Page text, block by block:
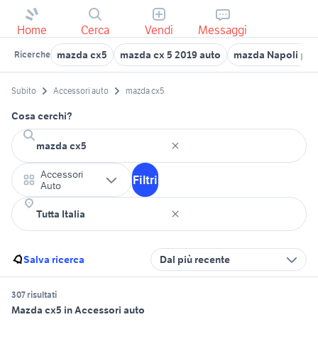
Home Cerca Vendi Messaggi
Ricerche mazda cx5 mazda cx 5 2019 auto mazda Napoli
Subito Accessori auto mazda cx5
Cosa cerchi?
Accessori
Auto
Filtri
Salva ricerca Dal più recente
307 risultati
Mazda cx5 in Accessori auto